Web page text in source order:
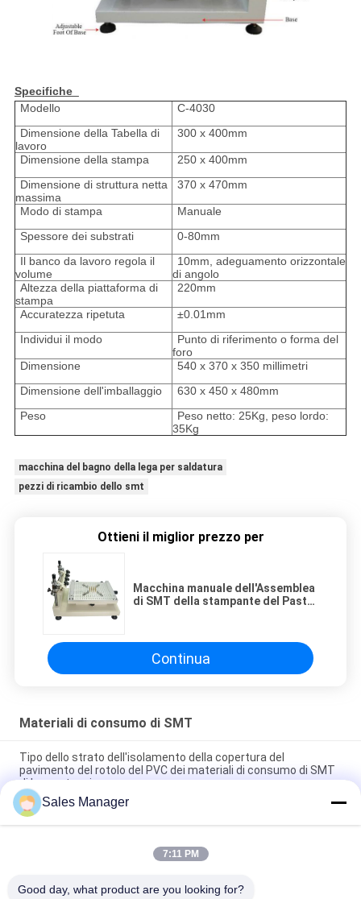
Specifiche
Modello
C-4030
Dimensione della Tabella di
lavoro
300 x 400mm
Dimensione della stampa
250 x 400mm
Dimensione di struttura netta
massima
370 x 470mm
Modo di stampa
Manuale
Spessore dei substrati
0-80mm
Il banco da lavoro regola il
volume
10mm, adeguamento orizzontale
di angolo
Altezza della piattaforma di
stampa
220mm
Accuratezza ripetuta
±0.01mm
Individui il modo
Punto di riferimento o forma del
foro
Dimensione
540 x 370 x 350 millimetri
Dimensione dell'imballaggio
630 x 450 x 480mm
Peso
Peso netto: 25Kg, peso lordo:
35Kg
macchina del bagno della lega per saldatura
pezzi di ricambio dello smt
Ottieni il miglior prezzo per
Macchina manuale dell'Assemblea
di SMT della stampante del Paster
stampante dello stampino
Continua
Materiali di consumo di SMT
Tipo dello strato dell'isolamento della copertura del
pavimento del rotolo del PVC dei materiali di consumo di SMT
di bassa tensione
Guanti statici 100% dei guanti dei materiali di consumo ESD di
SMT del cotone anti per elettronica
Materiali di consumo 618 di SMT di accuratezza 1 monitor
Sales Manager
7:11 PM
Good day, what product are you looking for?